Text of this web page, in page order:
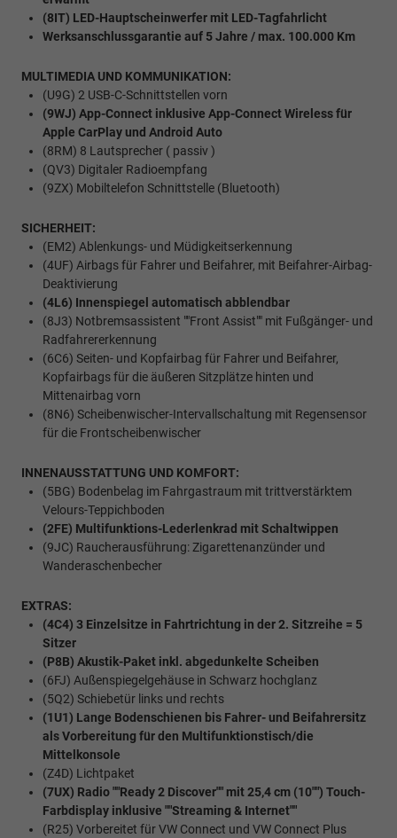
(8IT) LED-Hauptscheinwerfer mit LED-Tagfahrlicht
Werksanschlussgarantie auf 5 Jahre / max. 100.000 Km
MULTIMEDIA UND KOMMUNIKATION:
(U9G) 2 USB-C-Schnittstellen vorn
(9WJ) App-Connect inklusive App-Connect Wireless für
Apple CarPlay und Android Auto
(8RM) 8 Lautsprecher ( passiv )
(QV3) Digitaler Radioempfang
(9ZX) Mobiltelefon Schnittstelle (Bluetooth)
SICHERHEIT:
(EM2) Ablenkungs- und Müdigkeitserkennung
(4UF) Airbags für Fahrer und Beifahrer, mit Beifahrer-Airbag-
Deaktivierung
(4L6) Innenspiegel automatisch abblendbar
(8J3) Notbremsassistent ""Front Assist"" mit Fußgänger- und
Radfahrererkennung
(6C6) Seiten- und Kopfairbag für Fahrer und Beifahrer,
Kopfairbags für die äußeren Sitzplätze hinten und
Mittenairbag vorn
(8N6) Scheibenwischer-Intervallschaltung mit Regensensor
für die Frontscheibenwischer
INNENAUSSTATTUNG UND KOMFORT:
(5BG) Bodenbelag im Fahrgastraum mit trittverstärktem
Velours-Teppichboden
(2FE) Multifunktions-Lederlenkrad mit Schaltwippen
(9JC) Raucherausführung: Zigarettenanzünder und
Wanderaschenbecher
EXTRAS:
(4C4) 3 Einzelsitze in Fahrtrichtung in der 2. Sitzreihe = 5
Sitzer
(P8B) Akustik-Paket inkl. abgedunkelte Scheiben
(6FJ) Außenspiegelgehäuse in Schwarz hochglanz
(5Q2) Schiebetür links und rechts
(1U1) Lange Bodenschienen bis Fahrer- und Beifahrersitz
als Vorbereitung für den Multifunktionstisch/die
Mittelkonsole
(Z4D) Lichtpaket
(7UX) Radio ""Ready 2 Discover"" mit 25,4 cm (10"") Touch-
Farbdisplay inklusive ""Streaming & Internet""
(R25) Vorbereitet für VW Connect und VW Connect Plus